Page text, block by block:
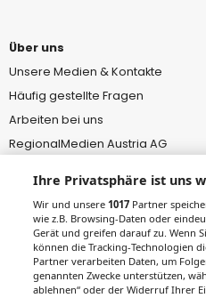
Über uns
Unsere Medien & Kontakte
Häufig gestellte Fragen
Arbeiten bei uns
RegionalMedien Austria AG
aus Österreich
Service
Regionauten-Community
Feedback zur Website
Verhaltenskodex
Ihre Privatsphäre ist uns
Wir und unsere1017 Partner
wie z.B. Browsing-Daten oder
Gerät und greifen darauf zu. Wenn
können die Tracking-Technologien
Partner verarbeiten Daten, um
genannten Zwecke unterstützen,
ablehnen“ oder der Widerruf Ihrer